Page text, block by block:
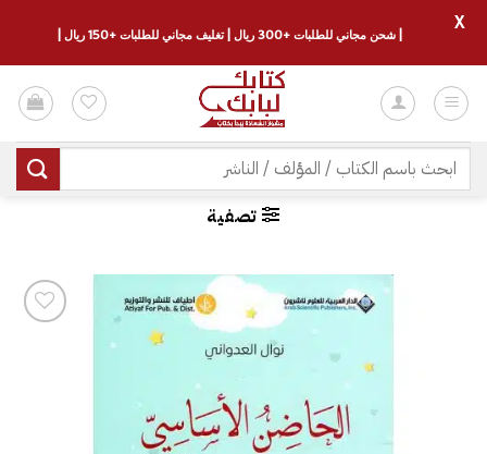
للمحتوى
البحث
عن:
تصفية
| شحن مجاني للطلبات +300 ريال | تغليف مجاني للطلبات +150 ريال |
X